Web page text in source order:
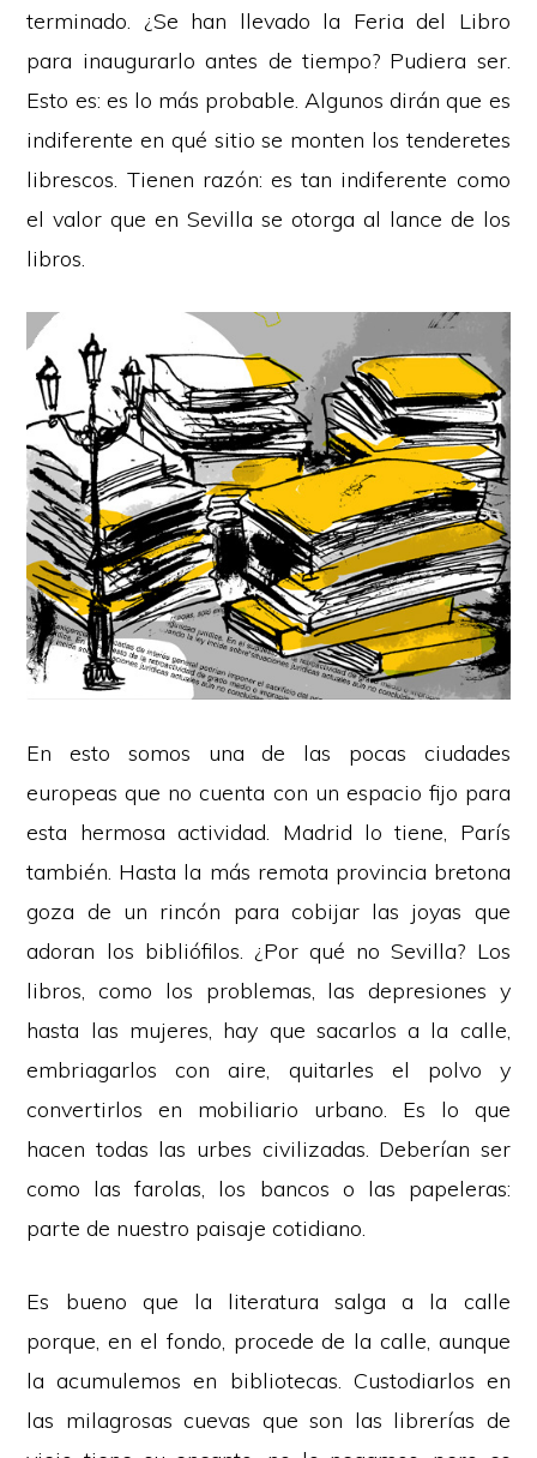
terminado. ¿Se han llevado la Feria del Libro
para inaugurarlo antes de tiempo? Pudiera ser.
Esto es: es lo más probable. Algunos dirán que es
indiferente en qué sitio se monten los tenderetes
librescos. Tienen razón: es tan indiferente como
el valor que en Sevilla se otorga al lance de los
libros.
En esto somos una de las pocas ciudades
europeas que no cuenta con un espacio fijo para
esta hermosa actividad. Madrid lo tiene, París
también. Hasta la más remota provincia bretona
goza de un rincón para cobijar las joyas que
adoran los bibliófilos. ¿Por qué no Sevilla? Los
libros, como los problemas, las depresiones y
hasta las mujeres, hay que sacarlos a la calle,
embriagarlos con aire, quitarles el polvo y
convertirlos en mobiliario urbano. Es lo que
hacen todas las urbes civilizadas. Deberían ser
como las farolas, los bancos o las papeleras:
parte de nuestro paisaje cotidiano.
Es bueno que la literatura salga a la calle
porque, en el fondo, procede de la calle, aunque
la acumulemos en bibliotecas. Custodiarlos en
las milagrosas cuevas que son las librerías de